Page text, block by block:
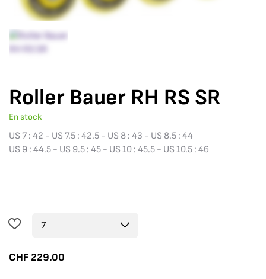
Roller Bauer RH RS SR
En stock
US 7 : 42 - US 7.5 : 42.5 - US 8 : 43 - US 8.5 : 44
US 9 : 44.5 - US 9.5 : 45 - US 10 : 45.5 - US 10.5 : 46
CHF 229.00